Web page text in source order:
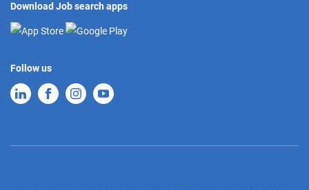
Download Job search apps
Follow us